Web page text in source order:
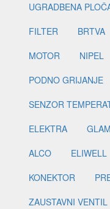
UGRADBENA
FILTER
BRTVA
MOTOR
NIPEL
PODNO GRIJANJE
SENZOR
ELEKTRA
ALCO
ELIWELL
KONEKTOR
ZAUSTAVNI VENTIL